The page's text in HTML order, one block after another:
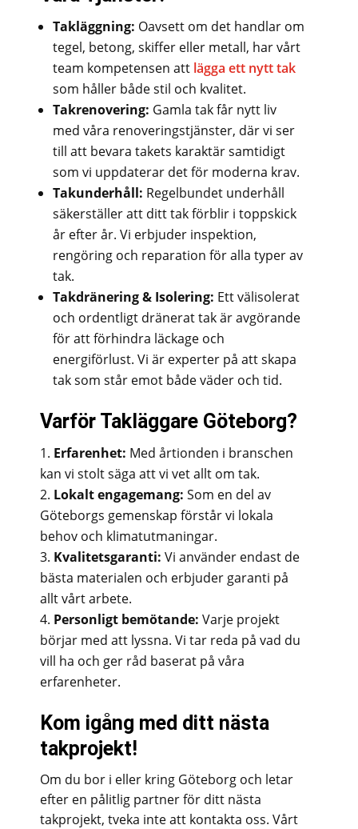
Takläggning: Oavsett om det handlar om
tegel, betong, skiffer eller metall, har vårt
team kompetensen att lägga ett nytt tak
som håller både stil och kvalitet.
Takrenovering: Gamla tak får nytt liv
med våra renoveringstjänster, där vi ser
till att bevara takets karaktär samtidigt
som vi uppdaterar det för moderna krav.
Takunderhåll: Regelbundet underhåll
säkerställer att ditt tak förblir i toppskick
år efter år. Vi erbjuder inspektion,
rengöring och reparation för alla typer av
tak.
Takdränering & Isolering: Ett välisolerat
och ordentligt dränerat tak är avgörande
för att förhindra läckage och
energiförlust. Vi är experter på att skapa
tak som står emot både väder och tid.
Varför Takläggare Göteborg?
Erfarenhet: Med årtionden i branschen
kan vi stolt säga att vi vet allt om tak.
Lokalt engagemang: Som en del av
Göteborgs gemenskap förstår vi lokala
behov och klimatutmaningar.
Kvalitetsgaranti: Vi använder endast de
bästa materialen och erbjuder garanti på
allt vårt arbete.
Personligt bemötande: Varje projekt
börjar med att lyssna. Vi tar reda på vad du
vill ha och ger råd baserat på våra
erfarenheter.
Kom igång med ditt nästa
takprojekt!
Om du bor i eller kring Göteborg och letar
efter en pålitlig partner för ditt nästa
takprojekt, tveka inte att kontakta oss. Vårt